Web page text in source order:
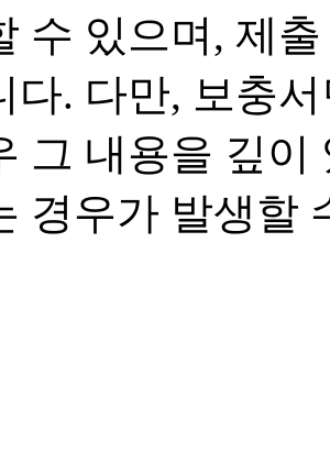
수 있으며, 제
다. 다만, 보충
그 내용을 깊이
경우가 발생할